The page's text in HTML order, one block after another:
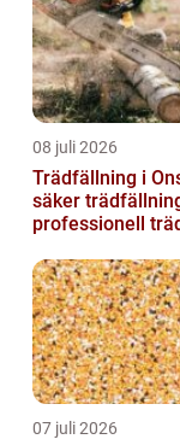
08 juli 2026
Trädfällning i
säker
professionell
07 juli 2026